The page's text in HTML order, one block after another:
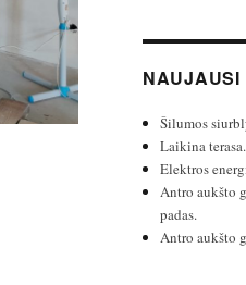
NAUJAUSI
Šilumos
Laikina
Elektros
Antro aukšto
padas.
Antro aukšto